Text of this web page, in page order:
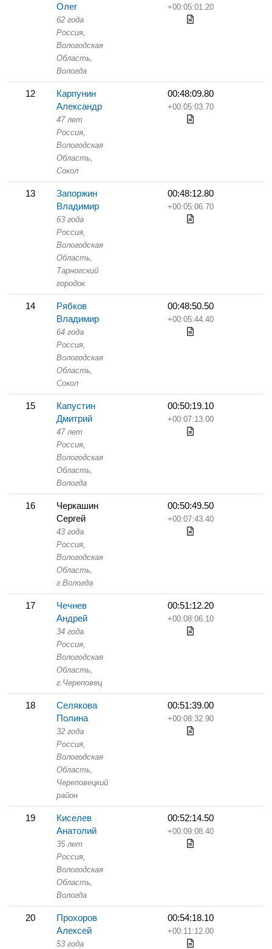
Олег
62 года
Россия,
Вологодская
Область,
Вологда
+00:05:01.20
12
Карпунин
Александр
47 лет
Россия,
Вологодская
Область,
Сокол
00:48:09.80
+00:05:03.70
13
Запоржин
Владимир
63 года
Россия,
Вологодская
Область,
Тарногский
городок
00:48:12.80
+00:05:06.70
14
Рябков
Владимир
64 года
Россия,
Вологодская
Область,
Сокол
00:48:50.50
+00:05:44.40
15
Капустин
Дмитрий
47 лет
Россия,
Вологодская
Область,
Вологда
00:50:19.10
+00:07:13.00
16
Черкашин
Сергей
43 года
Россия,
Вологодская
Область,
г.Вологда
00:50:49.50
+00:07:43.40
17
Чечнев
Андрей
34 года
Россия,
Вологодская
Область,
г.Череповец
00:51:12.20
+00:08:06.10
18
Селякова
Полина
32 года
Россия,
Вологодская
Область,
Череповецкий
район
00:51:39.00
+00:08:32.90
19
Киселев
Анатолий
35 лет
Россия,
Вологодская
Область,
Вологда
00:52:14.50
+00:09:08.40
20
Прохоров
Алексей
53 года
00:54:18.10
+00:11:12.00